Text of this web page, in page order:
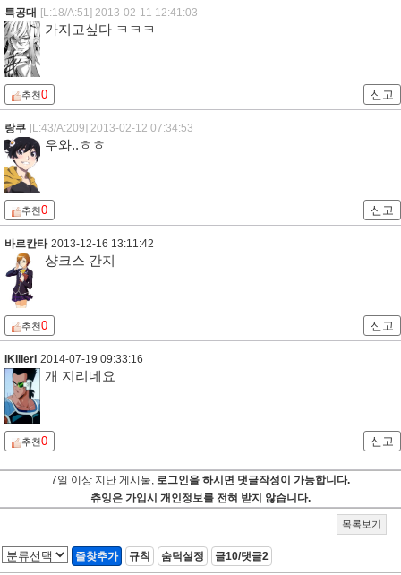
특공대 [L:18/A:51] 2013-02-11 12:41:03
가지고싶다 ㅋㅋㅋ
추천0 신고
랑쿠 [L:43/A:209] 2013-02-12 07:34:53
우와..ㅎㅎ
추천0 신고
바르칸타 2013-12-16 13:11:42
샹크스 간지
추천0 신고
IKillerI 2014-07-19 09:33:16
개 지리네요
추천0 신고
7일 이상 지난 게시물, 로그인을 하시면 댓글작성이 가능합니다.
츄잉은 가입시 개인정보를 전혀 받지 않습니다.
목록보기
즐찾추가 규칙 숨덕설정 글10/댓글2